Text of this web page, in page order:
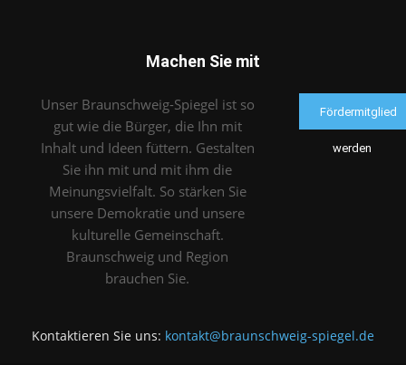
Machen Sie mit
Unser Braunschweig-Spiegel ist so
gut wie die Bürger, die Ihn mit
Inhalt und Ideen füttern. Gestalten
Sie ihn mit und mit ihm die
Meinungsvielfalt. So stärken Sie
unsere Demokratie und unsere
kulturelle Gemeinschaft.
Braunschweig und Region
brauchen Sie.
Fördermitglied
werden
Kontaktieren Sie uns: kontakt@braunschweig-spiegel.de